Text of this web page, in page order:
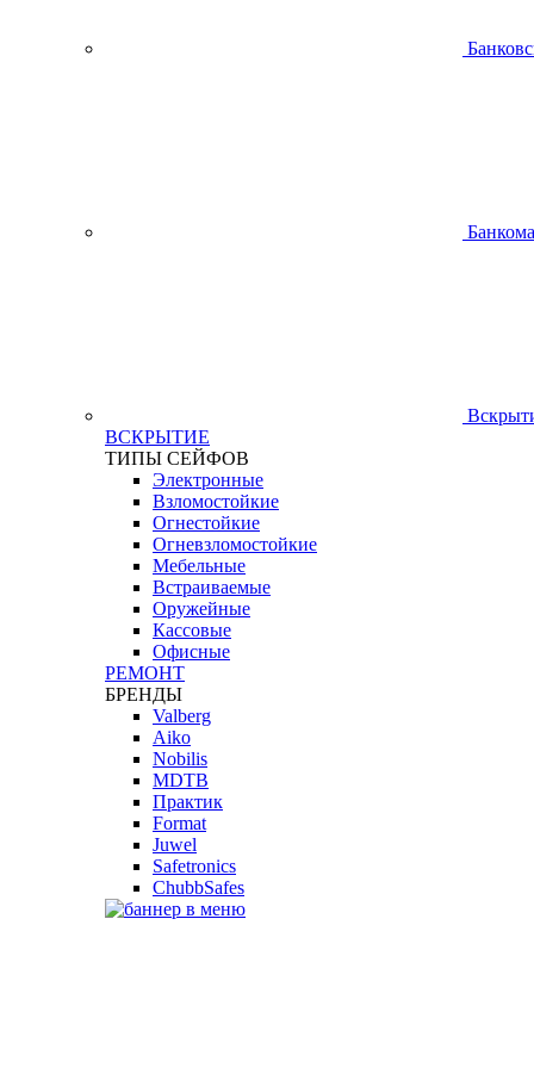
ВСКРЫТИЕ
ТИПЫ СЕЙФОВ
Электронные
Взломостойкие
Огнестойкие
Огневзломостойкие
Мебельные
Встраиваемые
Оружейные
Кассовые
Офисные
РЕМОНТ
БРЕНДЫ
Valberg
Aiko
Nobilis
MDTB
Практик
Format
Juwel
Safetronics
ChubbSafes